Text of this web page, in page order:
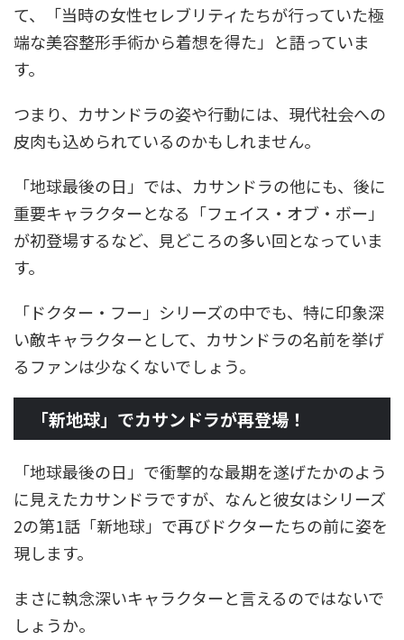
て、「当時の女性セレブリティたちが行っていた極
端な美容整形手術から着想を得た」と語っていま
す。
つまり、カサンドラの姿や行動には、現代社会への
皮肉も込められているのかもしれません。
「地球最後の日」では、カサンドラの他にも、後に
重要キャラクターとなる「フェイス・オブ・ボー」
が初登場するなど、見どころの多い回となっていま
す。
「ドクター・フー」シリーズの中でも、特に印象深
い敵キャラクターとして、カサンドラの名前を挙げ
るファンは少なくないでしょう。
「新地球」でカサンドラが再登場！
「地球最後の日」で衝撃的な最期を遂げたかのよう
に見えたカサンドラですが、なんと彼女はシリーズ
2の第1話「新地球」で再びドクターたちの前に姿を
現します。
まさに執念深いキャラクターと言えるのではないで
しょうか。